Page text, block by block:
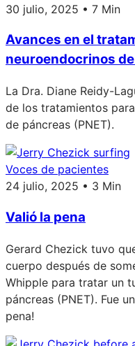
30 julio, 2025 • 7 Min
Avances en el
neuroendocrinos
La Dra. Diane Reidy-
de los tratamientos
de páncreas (PNET).
Voces de pacientes
24 julio, 2025 • 3 Min
Valió la pena
Gerard Chezick tuvo
cuerpo después de
Whipple para tratar un
páncreas (PNET). Fue
pena!